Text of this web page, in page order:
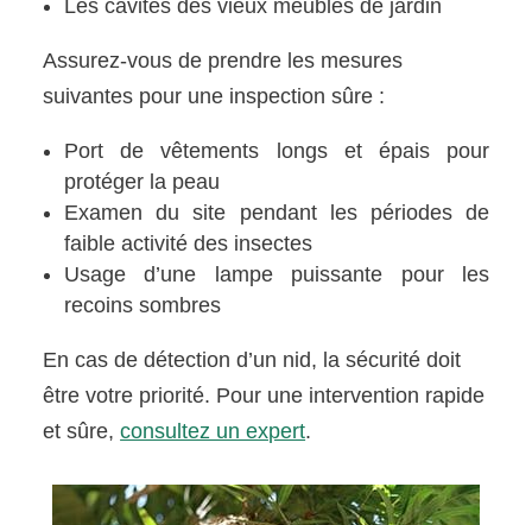
Les cavités des vieux meubles de jardin
Assurez-vous de prendre les mesures
suivantes pour une inspection sûre :
Port de vêtements longs et épais pour
protéger la peau
Examen du site pendant les périodes de
faible activité des insectes
Usage d’une lampe puissante pour les
recoins sombres
En cas de détection d’un nid, la sécurité doit
être votre priorité. Pour une intervention rapide
et sûre,consultez un expert.